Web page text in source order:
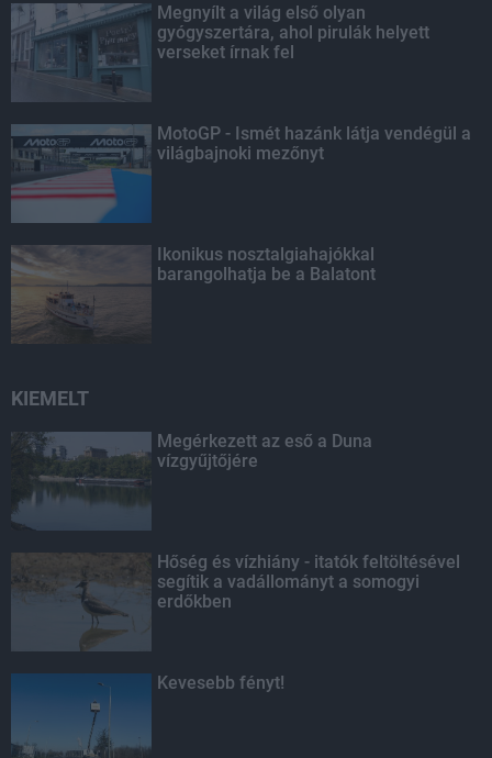
Megnyílt a világ első olyan
gyógyszertára, ahol pirulák helyett
verseket írnak fel
MotoGP - Ismét hazánk látja vendégül a
világbajnoki mezőnyt
Ikonikus nosztalgiahajókkal
barangolhatja be a Balatont
KIEMELT
Megérkezett az eső a Duna
vízgyűjtőjére
Hőség és vízhiány - itatók feltöltésével
segítik a vadállományt a somogyi
erdőkben
Kevesebb fényt!